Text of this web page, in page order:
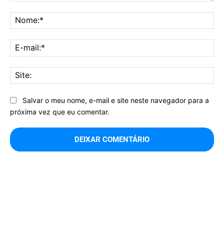
Salvar o meu nome, e-mail e site neste navegador para a
próxima vez que eu comentar.